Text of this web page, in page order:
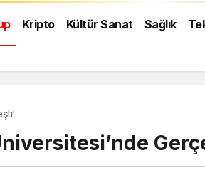
Kripto Kültür Sanat Sağlık